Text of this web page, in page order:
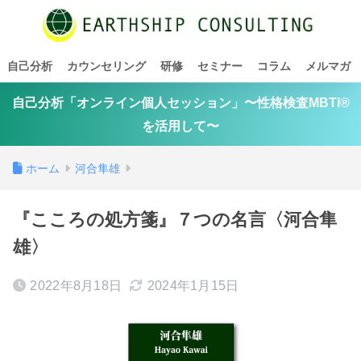
自己分析 カウンセリング 研修 セミナー コラム メルマガ
自己分析「オンライン個人セッション」〜性格検査MBTI®
を活用して〜
ホーム 河合隼雄
『こころの処方箋』７つの名言〈河合隼
雄〉
2022年8月18日 2024年1月15日